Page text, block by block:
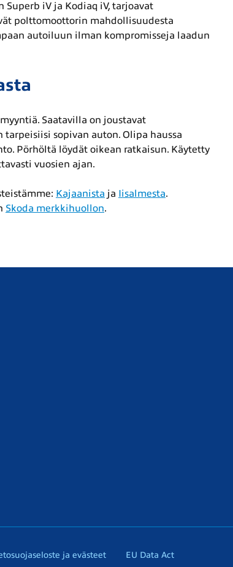
iV ja Kodiaq iV, tarjoavat
polttomoottorin mahdollisuudesta
autoiluun ilman kompromisseja laadun
Saatavilla on joustavat
sopivan auton. Olipa haussa
Pörhöltä löydät oikean ratkaisun. Käytetty
vuosien ajan.
Kajaanista ja Iisalmesta.
Skoda merkkihuollon.
ja evästeet EU Data Act